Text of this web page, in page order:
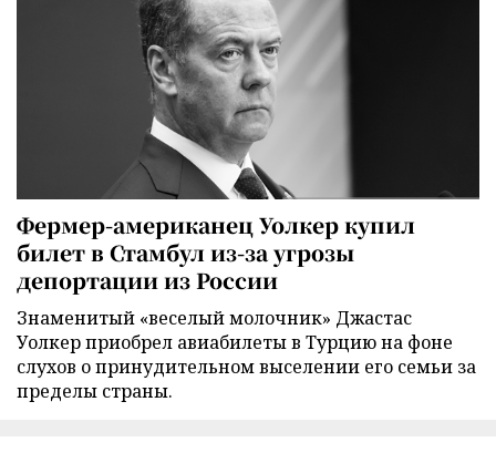
Фермер-американец Уолкер купил
билет в Стамбул из-за угрозы
депортации из России
Знаменитый «веселый молочник» Джастас
Уолкер приобрел авиабилеты в Турцию на фоне
слухов о принудительном выселении его семьи за
пределы страны.